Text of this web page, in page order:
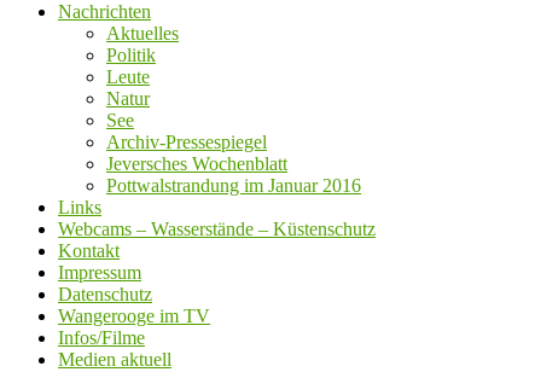
Nachrichten
Aktuelles
Politik
Leute
Natur
See
Archiv-Pressespiegel
Jeversches Wochenblatt
Pottwalstrandung im Januar 2016
Links
Webcams – Wasserstände – Küstenschutz
Kontakt
Impressum
Datenschutz
Wangerooge im TV
Infos/Filme
Medien aktuell